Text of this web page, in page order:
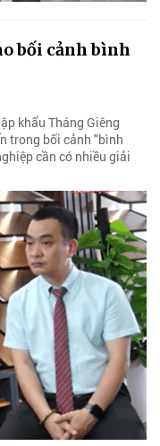
bối cảnh bình
khẩu Tháng Giêng
trong bối cảnh "bình
cần có nhiều giải